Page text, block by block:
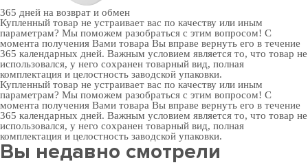
365 дней на возврат и обмен
Купленный товар не устраивает вас по качеству или иным
параметрам? Мы поможем разобраться с этим вопросом! С
момента получения Вами товара Вы вправе вернуть его в течение
365 календарных дней. Важным условием является то, что товар не
использовался, у него сохранен товарный вид, полная
комплектация и целостность заводской упаковки.
Купленный товар не устраивает вас по качеству или иным
параметрам? Мы поможем разобраться с этим вопросом! С
момента получения Вами товара Вы вправе вернуть его в течение
365 календарных дней. Важным условием является то, что товар не
использовался, у него сохранен товарный вид, полная
комплектация и целостность заводской упаковки.
Вы недавно смотрели